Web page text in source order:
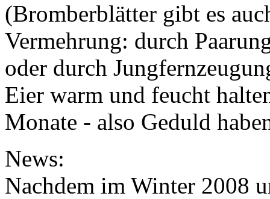
(Bromberblätter gibt es
Vermehrung: durch
oder durch
Eier warm und feucht
Monate - also Geduld
News:
Nachdem im Winter 2008